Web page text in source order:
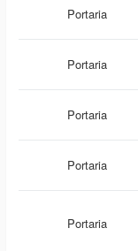
Portaria
Portaria
Portaria
Portaria
Portaria